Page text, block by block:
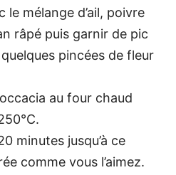
le mélange d’ail, poivre
râpé puis garnir de pic
pincées de fleur
au four chaud
minutes jusqu’à ce
comme vous l’aimez.